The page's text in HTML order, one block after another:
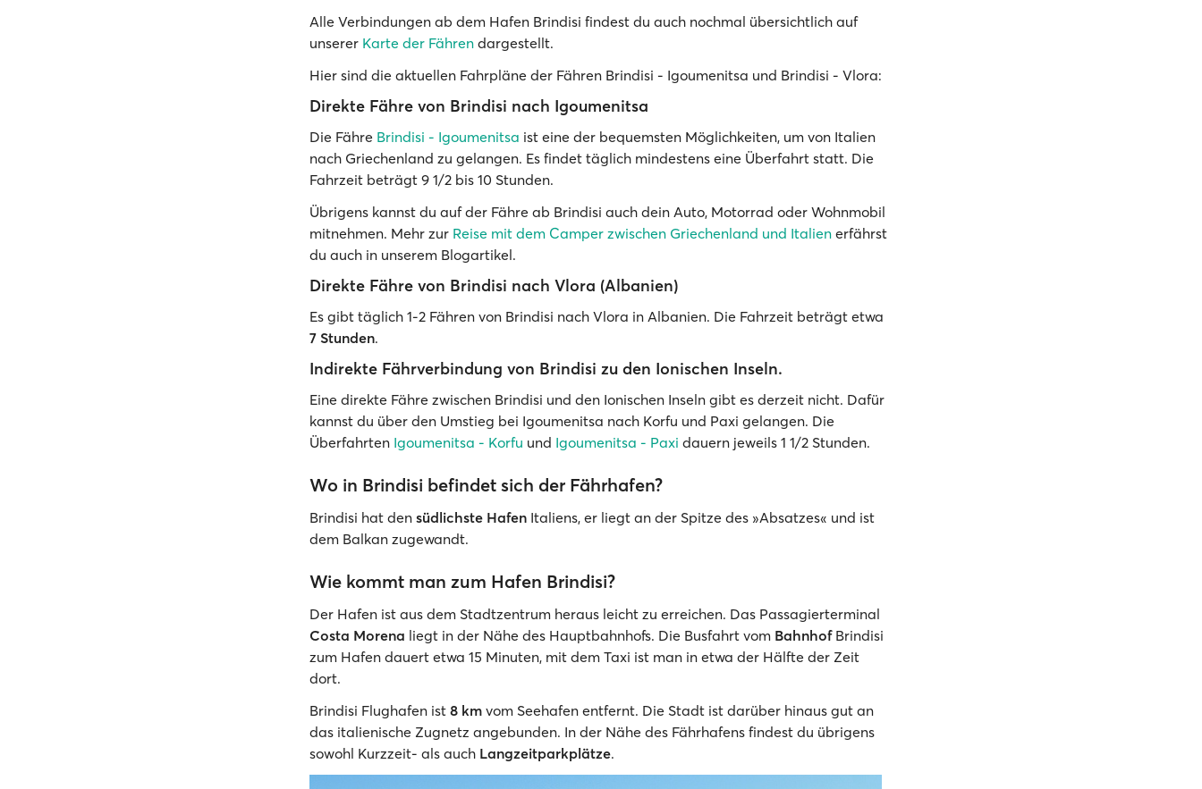
Alle Verbindungen ab dem Hafen Brindisi findest du auch nochmal übersichtlich auf
unserer Karte der Fähren dargestellt.
Hier sind die aktuellen Fahrpläne der Fähren Brindisi - Igoumenitsa und Brindisi - Vlora:
Direkte Fähre von Brindisi nach Igoumenitsa
Die Fähre Brindisi - Igoumenitsa ist eine der bequemsten Möglichkeiten, um von Italien
nach Griechenland zu gelangen. Es findet täglich mindestens eine Überfahrt statt. Die
Fahrzeit beträgt 9 1/2 bis 10 Stunden.
Übrigens kannst du auf der Fähre ab Brindisi auch dein Auto, Motorrad oder Wohnmobil
mitnehmen. Mehr zur Reise mit dem Camper zwischen Griechenland und Italien erfährst
du auch in unserem Blogartikel.
Direkte Fähre von Brindisi nach Vlora (Albanien)
Es gibt täglich 1-2 Fähren von Brindisi nach Vlora in Albanien. Die Fahrzeit beträgt etwa
7 Stunden.
Indirekte Fährverbindung von Brindisi zu den Ionischen Inseln.
Eine direkte Fähre zwischen Brindisi und den Ionischen Inseln gibt es derzeit nicht. Dafür
kannst du über den Umstieg bei Igoumenitsa nach Korfu und Paxi gelangen. Die
Überfahrten Igoumenitsa - Korfu und Igoumenitsa - Paxi dauern jeweils 1 1/2 Stunden.
Wo in Brindisi befindet sich der Fährhafen?
Brindisi hat den südlichste Hafen Italiens, er liegt an der Spitze des »Absatzes« und ist
dem Balkan zugewandt.
Wie kommt man zum Hafen Brindisi?
Der Hafen ist aus dem Stadtzentrum heraus leicht zu erreichen. Das Passagierterminal
Costa Morena liegt in der Nähe des Hauptbahnhofs. Die Busfahrt vom Bahnhof Brindisi
zum Hafen dauert etwa 15 Minuten, mit dem Taxi ist man in etwa der Hälfte der Zeit
dort.
Brindisi Flughafen ist 8 km vom Seehafen entfernt. Die Stadt ist darüber hinaus gut an
das italienische Zugnetz angebunden. In der Nähe des Fährhafens findest du übrigens
sowohl Kurzzeit- als auch Langzeitparkplätze.